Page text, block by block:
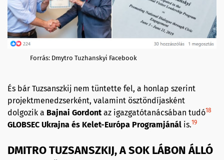
Forrás: Dmytro Tuzhanskyi Facebook
És bár Tuzsanszkij nem tüntette fel, a honlap szerint
projektmenedzserként, valamint ösztöndíjasként
dolgozik a Bajnai Gordontaz igazgatótanácsában tudó18
GLOBSEC Ukrajna és Kelet-Európa Programjánál is.19
DMITRO TUZSANSZKIJ, A SOK LÁBON ÁLLÓ